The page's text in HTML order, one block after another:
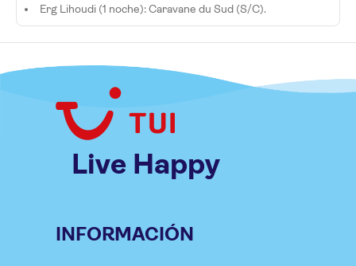
Erg Lihoudi (1 noche): Caravane du Sud (S/C).
Live Happy
INFORMACIÓN